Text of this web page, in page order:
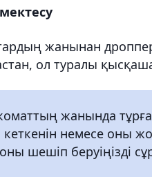
жанынан
ол туралы
жанында
немесе оны
шешіп беруіңізді